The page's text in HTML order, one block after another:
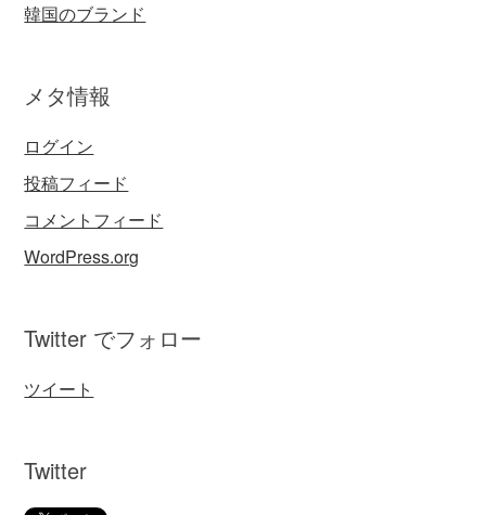
韓国のブランド
メタ情報
ログイン
投稿フィード
コメントフィード
WordPress.org
Twitter でフォロー
ツイート
Twitter